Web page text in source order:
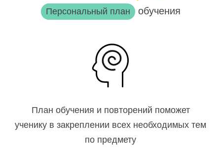
Персональный план обучения
План обучения и повторений поможет
ученику в закреплении всех необходимых тем
по предмету